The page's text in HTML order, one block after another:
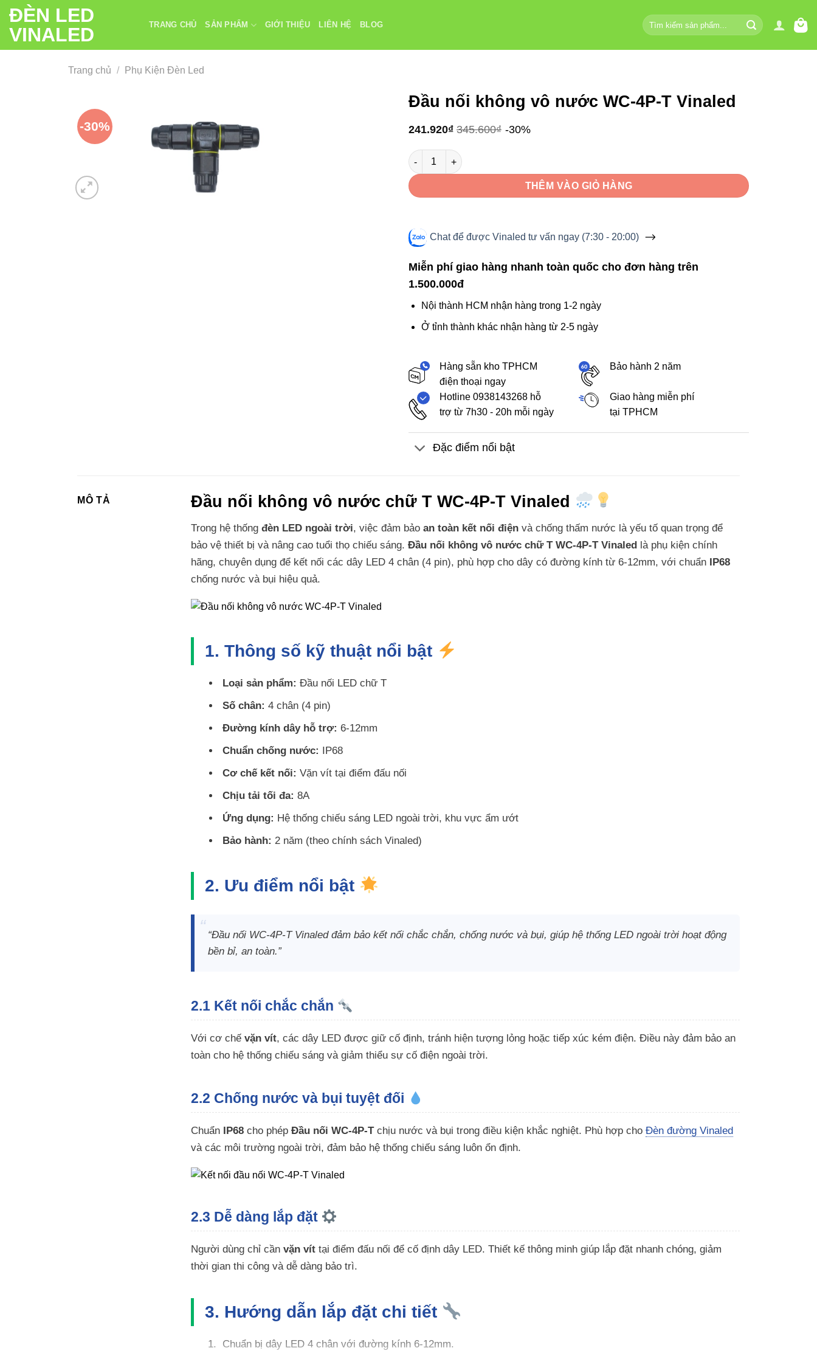
Chuyển
đến
nội
dung
ĐÈN LED
VINALED
TRANG CHỦ SẢN PHẨM GIỚI THIỆU LIÊN HỆ BLOG
Tìm
kiếm:
Trang chủ / Phụ Kiện Đèn Led
-30%
Đầu nối không vô nước WC-4P-T Vinaled
241.920₫ 345.600₫ -30%
Đầu nối không vô nước WC-4P-T Vinaled số lượng
THÊM VÀO GIỎ HÀNG
Chat để được Vinaled tư vấn ngay (7:30 - 20:00)
Miễn phí giao hàng nhanh toàn quốc cho đơn hàng trên
1.500.000đ
Nội thành HCM nhận hàng trong 1-2 ngày
Ở tỉnh thành khác nhận hàng từ 2-5 ngày
Hàng sẵn kho TPHCM
điện thoại ngay
Bảo hành 2 năm
Hotline 0938143268 hỗ
trợ từ 7h30 - 20h mỗi ngày
Giao hàng miễn phí
tại TPHCM
Đặc điểm nổi bật
MÔ TẢ Đầu nối không vô nước chữ T WC-4P-T Vinaled
Trong hệ thống đèn LED ngoài trời, việc đảm bảo an toàn kết nối điệnvà chống thấm nước là yếu tố quan trọng để
bảo vệ thiết bị và nâng cao tuổi thọ chiếu sáng. Đầu nối không vô nước chữ T WC-4P-T Vinaled
là phụ kiện chính
hãng, chuyên dụng để kết nối các dây LED 4 chân (4 pin), phù hợp cho dây có đường kính từ 6-12mm, với chuẩn
IP68
chống nước và bụi hiệu quả.
1. Thông số kỹ thuật nổi bật
Loại sản phẩm: Đầu nối LED chữ T
Số chân: 4 chân (4 pin)
Đường kính dây hỗ trợ: 6-12mm
Chuẩn chống nước: IP68
Cơ chế kết nối: Vặn vít tại điểm đấu nối
Chịu tải tối đa: 8A
Ứng dụng: Hệ thống chiếu sáng LED ngoài trời, khu vực ẩm ướt
Bảo hành: 2 năm (theo chính sách Vinaled)
2. Ưu điểm nổi bật
“Đầu nối WC-4P-T Vinaled đảm bảo kết nối chắc chắn, chống nước và bụi, giúp hệ thống LED ngoài trời hoạt động
bền bỉ, an toàn.”
2.1 Kết nối chắc chắn
Với cơ chế vặn vít, các dây LED được giữ cố định, tránh hiện tượng lỏng hoặc tiếp xúc kém điện. Điều này đảm bảo an
toàn cho hệ thống chiếu sáng và giảm thiểu sự cố điện ngoài trời.
2.2 Chống nước và bụi tuyệt đối
Chuẩn IP68cho phép Đầu nối WC-4P-Tchịu nước và bụi trong điều kiện khắc nghiệt. Phù hợp cho Đèn đường Vinaled
và các môi trường ngoài trời, đảm bảo hệ thống chiếu sáng luôn ổn định.
2.3 Dễ dàng lắp đặt
Người dùng chỉ cần vặn víttại điểm đấu nối để cố định dây LED. Thiết kế thông minh giúp lắp đặt nhanh chóng, giảm
thời gian thi công và dễ dàng bảo trì.
3. Hướng dẫn lắp đặt chi tiết
Chuẩn bị dây LED 4 chân với đường kính 6-12mm.